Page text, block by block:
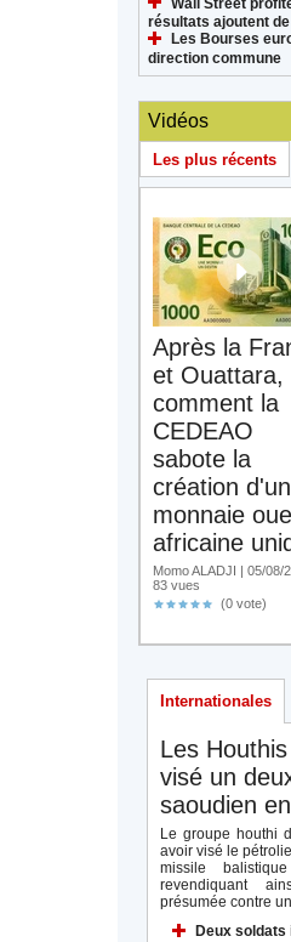
Wall Street
résultats ajoutent
Les Bourses
direction commune
Vidéos
Les plus récents
Après la
et Ouattara,
comment la
CEDEAO
sabote la
création
monnaie
africaine
Momo ALADJI | 05/08/
83 vues
(0 vote)
Internationales
Les
visé un
saoudien
Le groupe houthi
avoir visé le
missile
revendiquant
présumée contre
Deux